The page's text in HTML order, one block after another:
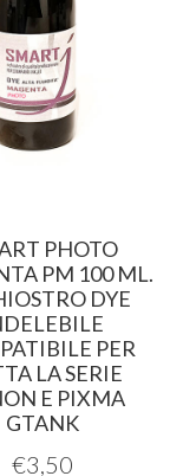
PHOTO
PM 100 ML.
DYE
PER
LA SERIE
E PIXMA
GTANK
€3,50